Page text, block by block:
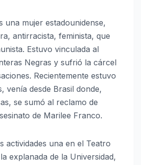
una mujer estadounidense,
antirracista, feminista, que
Estuvo vinculada al
Negras y sufrió la cárcel
Recientemente estuvo
venía desde Brasil donde,
se sumó al reclamo de
de Marilee Franco.
actividades una en el Teatro
explanada de la Universidad,